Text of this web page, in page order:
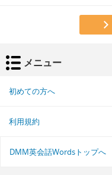
メニュー
初めての方へ
利用規約
DMM英会話Wordsトップへ